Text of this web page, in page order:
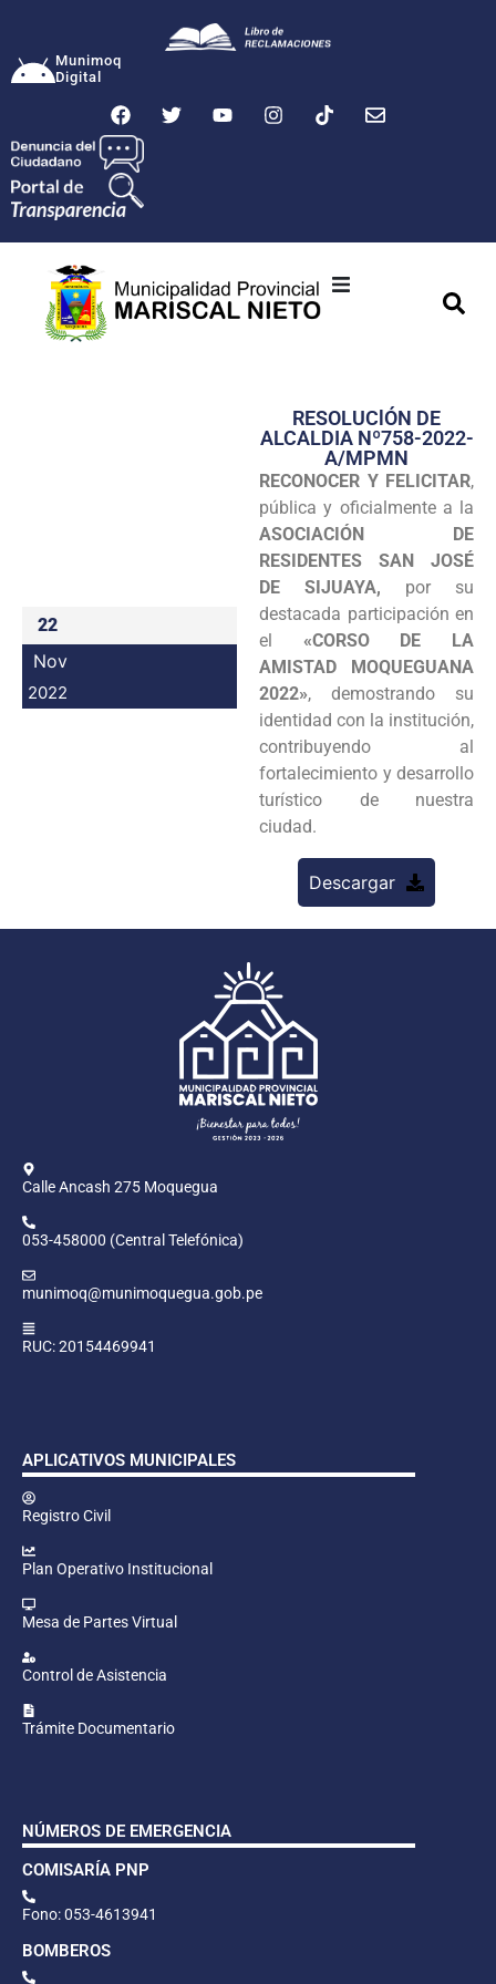
Munimoq
Digital
Transparencia
Seguridad
Programas
Intranet
22
Nov
2022
RESOLUClÓN DE
ALCALDIA Nº758-2022-
A/MPMN
RECONOCER Y FELICITAR,
pública y oficialmente a la
ASOCIACIÓN DE
RESIDENTES SAN JOSÉ
DE SIJUAYA, por su
destacada participación en
el «CORSO DE LA
AMISTAD MOQUEGUANA
2022», demostrando su
identidad con la institución,
contribuyendo al
fortalecimiento y desarrollo
turístico de nuestra
ciudad.
Descargar
Calle Ancash 275 Moquegua
053-458000 (Central Telefónica)
munimoq@munimoquegua.gob.pe
RUC: 20154469941
APLICATIVOS MUNICIPALES
Registro Civil
Plan Operativo Institucional
Mesa de Partes Virtual
Control de Asistencia
Trámite Documentario
NÚMEROS DE EMERGENCIA
COMISARÍA PNP
Fono: 053-4613941
BOMBEROS